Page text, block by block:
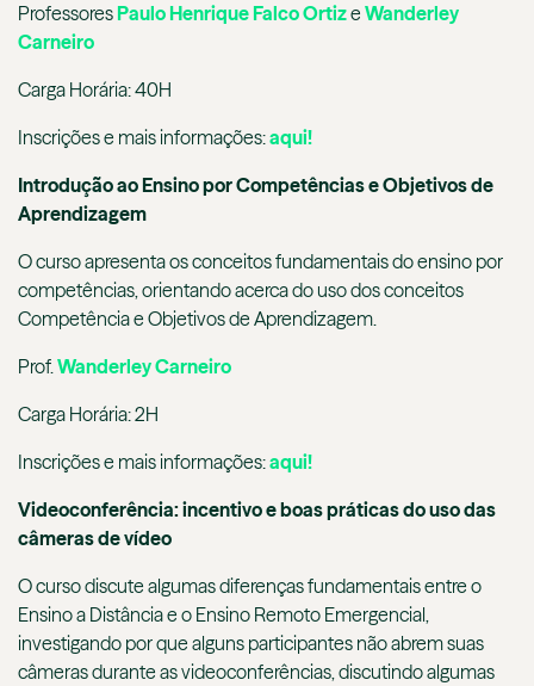
ProfessoresPaulo Henrique Falco Ortize Wanderley
Carneiro
Carga Horária: 40H
Inscrições e mais informações:aqui!
Introdução ao Ensino por Competências e Objetivos de
Aprendizagem
O curso apresenta os conceitos fundamentais do ensino por
competências, orientando acerca do uso dos conceitos
Competência e Objetivos de Aprendizagem.
Prof.Wanderley Carneiro
Carga Horária: 2H
Inscrições e mais informações:aqui!
Videoconferência: incentivo e boas práticas do uso das
câmeras de vídeo
O curso discute algumas diferenças fundamentais entre o
Ensino a Distância e o Ensino Remoto Emergencial,
investigando por que alguns participantes não abrem suas
câmeras durante as videoconferências, discutindo algumas